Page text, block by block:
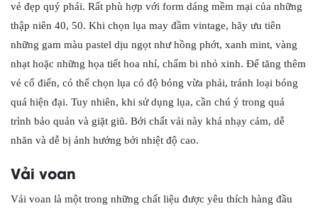
vẻ đẹp quý phái. Rất phù hợp với form dáng mềm mại của những
thập niên 40, 50. Khi chọn lụa may đầm vintage, hãy ưu tiên
những gam màu pastel dịu ngọt như hồng phớt, xanh mint, vàng
nhạt hoặc những họa tiết hoa nhí, chấm bi nhỏ xinh. Để tăng thêm
vẻ cổ điển, có thể chọn lụa có độ bóng vừa phải, tránh loại bóng
quá hiện đại. Tuy nhiên, khi sử dụng lụa, cần chú ý trong quá
trình bảo quản và giặt giũ. Bởi chất vải này khá nhạy cảm, dễ
nhăn và dễ bị ảnh hưởng bởi nhiệt độ cao.
Vải voan
Vải voan là một trong những chất liệu được yêu thích hàng đầu